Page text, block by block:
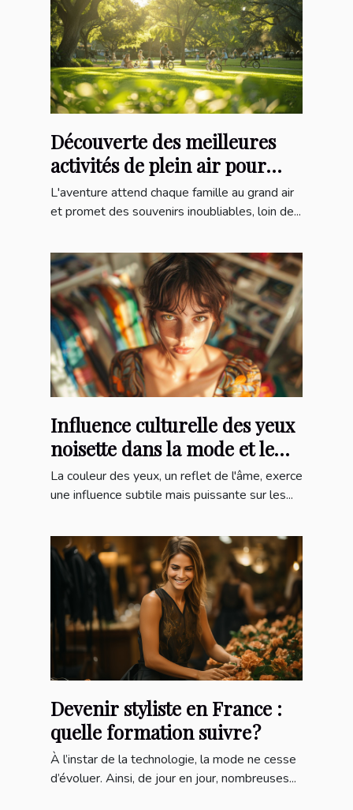
Découverte des meilleures
activités de plein air pour
toute la famille
L'aventure attend chaque famille au grand air
et promet des souvenirs inoubliables, loin de...
Influence culturelle des yeux
noisette dans la mode et le
cinéma
La couleur des yeux, un reflet de l'âme, exerce
une influence subtile mais puissante sur les...
Devenir styliste en France :
quelle formation suivre ?
À l’instar de la technologie, la mode ne cesse
d’évoluer. Ainsi, de jour en jour, nombreuses...